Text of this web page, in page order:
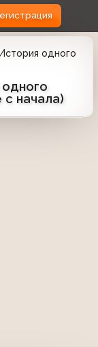
одного
начала)